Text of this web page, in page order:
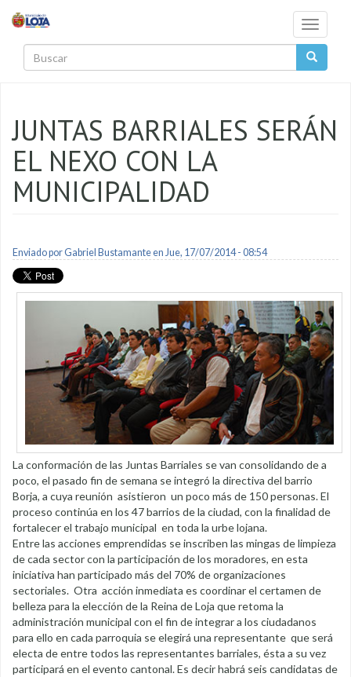
Toggle
JUNTAS BARRIALES SERÁN
EL NEXO CON LA
MUNICIPALIDAD
Enviado porGabriel Bustamanteen Jue, 17/07/2014 - 08:54
La conformación de las Juntas Barriales se van consolidando de a
poco, el pasado fin de semana se integró la directiva del barrio
Borja, a cuya reunión asistieron un poco más de 150 personas. El
proceso continúa en los 47 barrios de la ciudad, con la finalidad de
fortalecer el trabajo municipal en toda la urbe lojana.
Entre las acciones emprendidas se inscriben las mingas de limpieza
de cada sector con la participación de los moradores, en esta
iniciativa han participado más del 70% de organizaciones
sectoriales. Otra acción inmediata es coordinar el certamen de
belleza para la elección de la Reina de Loja que retoma la
administración municipal con el fin de integrar a los ciudadanos
para ello en cada parroquia se elegirá una representante que será
electa de entre todos las representantes barriales, ésta a su vez
participará en el evento cantonal. Es decir habrá seis candidatas de